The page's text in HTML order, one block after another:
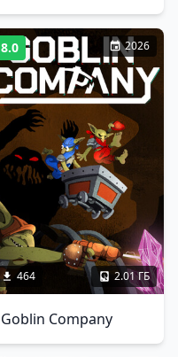
8.0 2026
464 2.01 ГБ
Goblin Company